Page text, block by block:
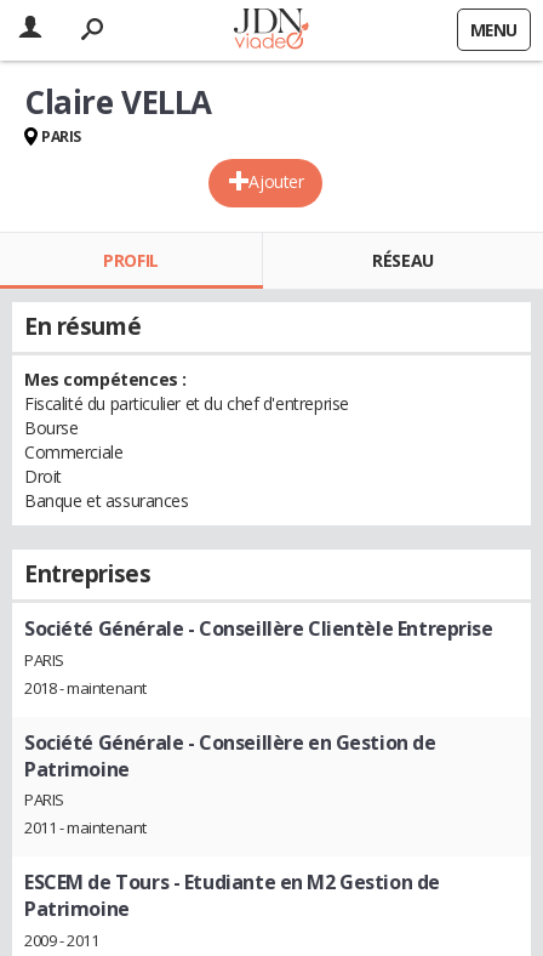
MENU
Ajouter
Claire VELLA
PARIS
PROFIL RÉSEAU
En résumé
Mes compétences :
Fiscalité du particulier et du chef d'entreprise
Bourse
Commerciale
Droit
Banque et assurances
Entreprises
Société Générale - Conseillère Clientèle Entreprise
PARIS
2018 - maintenant
Société Générale - Conseillère en Gestion de
Patrimoine
PARIS
2011 - maintenant
ESCEM de Tours- Etudiante en M2 Gestion de
Patrimoine
2009 - 2011